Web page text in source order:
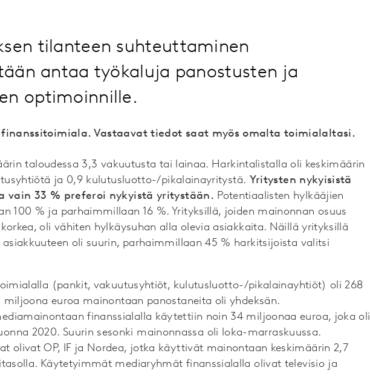
tilanteen suhteuttaminen
antaa työkaluja panostusten ja
optimoinnille.
Vastaavat tiedot saat myös omalta toimialaltasi.
taloudessa 3,3 vakuutusta tai lainaa. Harkintalistalla oli keskimäärin
ja 0,9 kulutusluotto-/pikalainayritystä. Yritysten nykyisistä
vain 33 % preferoi nykyistä yritystään. Potentiaalisten hylkääjien
100 % ja parhaimmillaan 16 %. Yrityksillä, joiden mainonnan osuus
oli vähiten hylkäysuhan alla olevia asiakkaita. Näillä yrityksillä
asiakkuuteen oli suurin, parhaimmillaan 45 % harkitsijoista valitsi
(pankit, vakuutusyhtiöt, kulutusluotto-/pikalainayhtiöt) oli 268
euroa mainontaan panostaneita oli yhdeksän.
finanssialalla käytettiin noin 34 miljoonaa euroa, joka oli
2020. Suurin sesonki mainonnassa oli loka-marraskuussa.
olivat OP, IF ja Nordea, jotka käyttivät mainontaan keskimäärin 2,7
Käytetyimmät mediaryhmät finanssialalla olivat televisio ja